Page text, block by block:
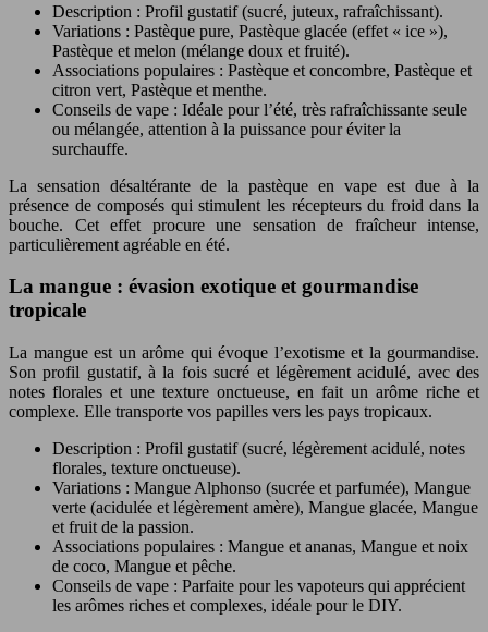
Description : Profil gustatif (sucré, juteux, rafraîchissant).
Variations : Pastèque pure, Pastèque glacée (effet « ice »),
Pastèque et melon (mélange doux et fruité).
Associations populaires : Pastèque et concombre, Pastèque et
citron vert, Pastèque et menthe.
Conseils de vape : Idéale pour l’été, très rafraîchissante seule
ou mélangée, attention à la puissance pour éviter la
surchauffe.
La sensation désaltérante de la pastèque en vape est due à la
présence de composés qui stimulent les récepteurs du froid dans la
bouche. Cet effet procure une sensation de fraîcheur intense,
particulièrement agréable en été.
La mangue : évasion exotique et gourmandise
tropicale
La mangue est un arôme qui évoque l’exotisme et la gourmandise.
Son profil gustatif, à la fois sucré et légèrement acidulé, avec des
notes florales et une texture onctueuse, en fait un arôme riche et
complexe. Elle transporte vos papilles vers les pays tropicaux.
Description : Profil gustatif (sucré, légèrement acidulé, notes
florales, texture onctueuse).
Variations : Mangue Alphonso (sucrée et parfumée), Mangue
verte (acidulée et légèrement amère), Mangue glacée, Mangue
et fruit de la passion.
Associations populaires : Mangue et ananas, Mangue et noix
de coco, Mangue et pêche.
Conseils de vape : Parfaite pour les vapoteurs qui apprécient
les arômes riches et complexes, idéale pour le DIY.